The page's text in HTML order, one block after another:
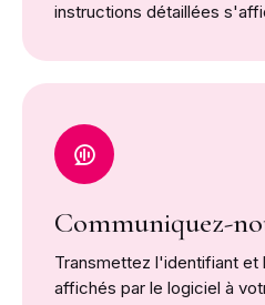
instructions détaillées
Communiquez-
Transmettez l'identifiant et
affichés par le logiciel à